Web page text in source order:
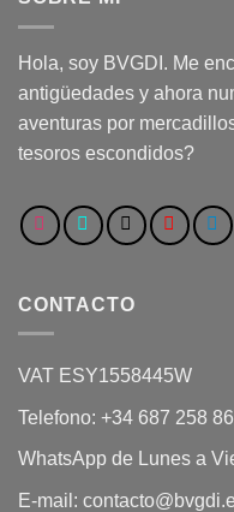
Hola, soy BVGDI. Me
antigüedades y ahora
aventuras por
tesoros escondidos?
CONTACTO
VAT ESY1558445W
Telefono: +34 687 258
WhatsApp de Lunes a
E-mail: